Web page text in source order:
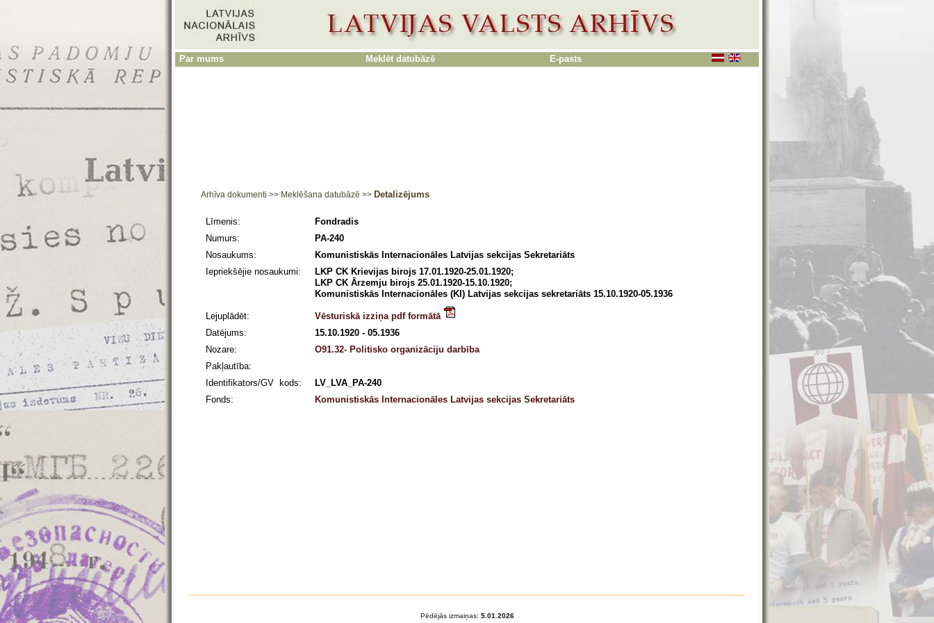
Par mums Meklēt datubāzē E-pasts
Arhīva dokumenti >> Meklēšana datubāzē >> Detalizējums
Līmenis:
Fondradis
Numurs:
PA-240
Nosaukums:
Komunistiskās Internacionāles Latvijas sekcijas Sekretariāts
Iepriekšējie nosaukumi:
LKP CK Krievijas birojs 17.01.1920-25.01.1920;
LKP CK Ārzemju birojs 25.01.1920-15.10.1920;
Komunistiskās Internacionāles (KI) Latvijas sekcijas sekretariāts 15.10.1920-05.1936
Lejuplādēt:
Vēsturiskā izziņa pdf formātā
Datējums:
15.10.1920 - 05.1936
Nozare:
O91.32- Politisko organizāciju darbība
Pakļautība:
Identifikators/GV kods:
LV_LVA_PA-240
Fonds:
Komunistiskās Internacionāles Latvijas sekcijas Sekretariāts
Pēdējās izmaiņas: 5.01.2026